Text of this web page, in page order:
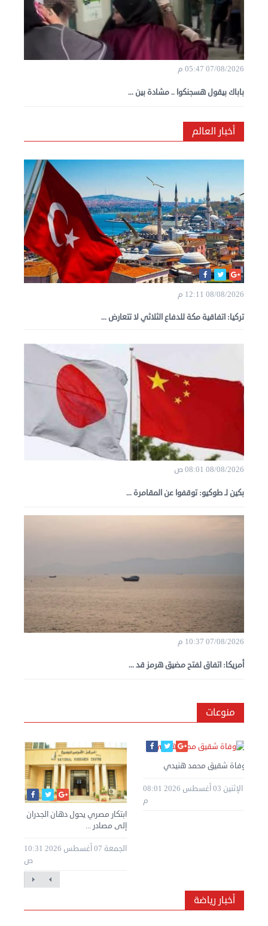
07/08/2026 05:47 م
باباك بيقول هسجنكوا .. مشادة بين ...
أخبار العالم
08/08/2026 12:11 م
تركيا: اتفاقية مكة للدفاع الثلاثي لا تتعارض ...
08/08/2026 08:01 ص
بكين لـ طوكيو: توقفوا عن المقامرة ...
07/08/2026 10:37 م
أمريكا: اتفاق لفتح مضيق هرمز قد ...
منوعات
ابتكار مصري يحول دهان الجدران
إلى مصادر ...
الجمعة 07 أغسطس 2026 10:31
ص
وفاة شقيق محمد هنيدي
الإثنين 03 أغسطس 2026 08:01
م
أخبار رياضة